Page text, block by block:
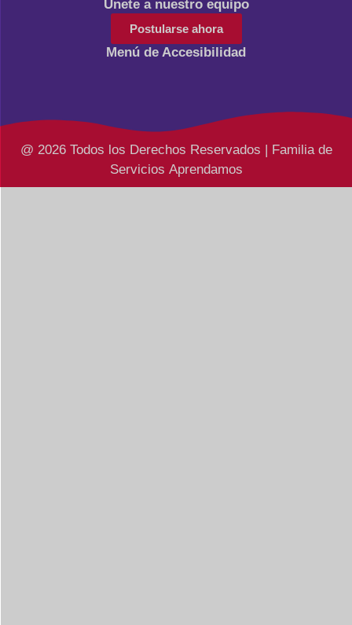
Únete a nuestro equipo
Postularse ahora
Menú de Accesibilidad
@ 2026 Todos los Derechos Reservados | Familia de
Servicios Aprendamos